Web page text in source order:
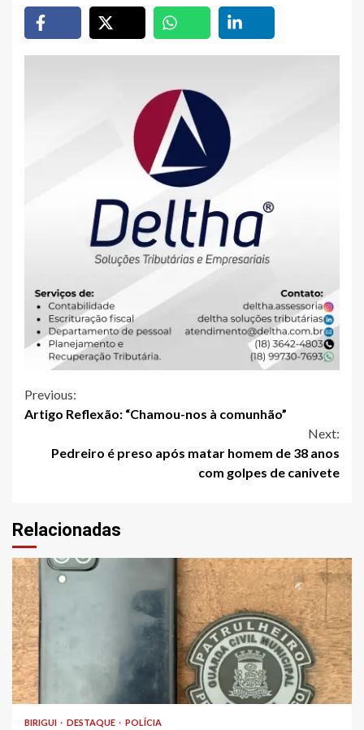
Continue
Previous:
Artigo Reflexão: “Chamou-nos à comunhão”
Next:
Pedreiro é preso após matar homem de 38 anos
com golpes de canivete
Relacionadas
BIRIGUI DESTAQUE POLÍCIA